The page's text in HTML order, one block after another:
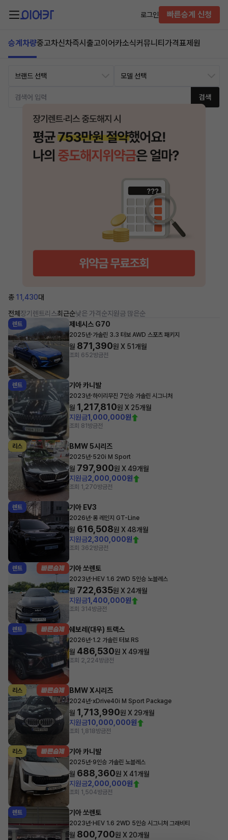
로그인 빠른승계 신청
승계차량중고차신차즉시출고이어카소식커뮤니티 가격표제원
검색
총 11,430대
전체 장기렌트리스최근순낮은 가격순지원금 많은순
렌트 제네시스 G70
2025년·가솔린 3.3 터보 AWD 스포츠 패키지
월 871,390원 X 51개월
조회 652방금전
렌트 기아 카니발
2023년·하이리무진 7인승 가솔린 시그니처
월 1,217,810원 X 25개월
지원금1,000,000원
조회 81 방금전
리스 BMW 5시리즈
2025년·520i M Sport
월 797,900원 X49개월
지원금2,000,000원
조회 1,270방금전
렌트 기아 EV3
2026년·롱 레인지 GT-Line
월 616,508원 X48개월
지원금2,300,000원
조회 362방금전
렌트 기아 쏘렌토
2023년· HEV 1.6 2WD 5인승 노블레스
월 722,635원 X 24개월
지원금1,400,000원
조회 314방금전
렌트 쉐보레(대우) 트랙스
2026년·1.2 가솔린 터보 RS
월 486,530원 X49개월
조회 2,224방금전
리스 BMW X시리즈
2024년·xDrive40i M Sport Package
월 1,713,990원 X 29개월
지원금10,000,000원
조회 1,818방금전
리스 기아 카니발
2025년·9인승 가솔린 노블레스
월 688,360원 X41개월
지원금2,000,000원
조회 1,504방금전
렌트 기아 쏘렌토
2023년· HEV 1.6 2WD 5인승 시그니처 그래비티
월 800,700원 X 20개월